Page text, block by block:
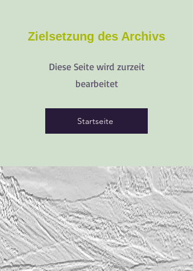
Zielsetzung des Archivs
Diese Seite wird zurzeit
bearbeitet
Startseite